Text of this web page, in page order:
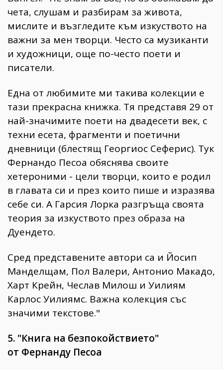
чета, слушам и разбирам за живота,
мислите и възгледите към изкуството на
важни за мен творци. Често са музиканти
и художници, още по-често поети и
писатели.
Една от любимите ми такива колекции е
тази прекрасна книжка. Тя представя 29 от
най-значимите поети на двадесети век, с
техни есета, фрагменти и поетични
дневници (блестящ Георгиос Сеферис). Тук
Фернандо Песоа обяснява своите
хетероними - цели творци, които е родил
в главата си и през които пише и изразява
себе си. А Гарсия Лорка разгръща своята
теория за изкуството през образа на
Дуендето.
Сред представените автори са и Йосип
Манделщам, Пол Валери, Антонио Макадо,
Харт Крейн, Чеслав Милош и Уилиям
Карлос Уилиямс. Важна колекция със
значими текстове."
5. "Книга на безпокойствието"
от Фернанду Песоа